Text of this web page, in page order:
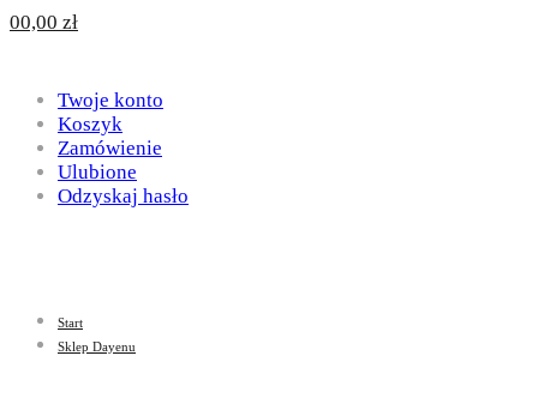
for
God
DAYENU
Design
God
00,00 zł
Twoje konto
Koszyk
Zamówienie
Ulubione
Odzyskaj hasło
Start
Sklep Dayenu